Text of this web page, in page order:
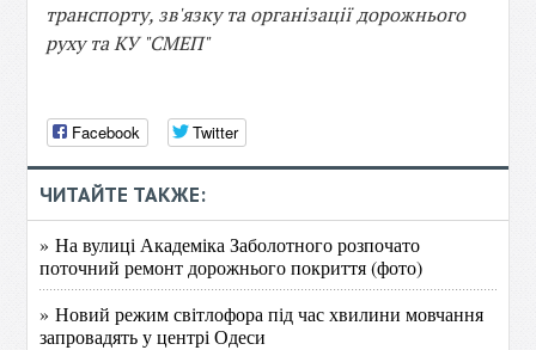
транспорту, зв'язку та організації дорожнього
руху та КУ "СМЕП"
Facebook Twitter
ЧИТАЙТЕ ТАКЖЕ:
» На вулиці Академіка Заболотного розпочато
поточний ремонт дорожнього покриття (фото)
» Новий режим світлофора під час хвилини мовчання
запровадять у центрі Одеси